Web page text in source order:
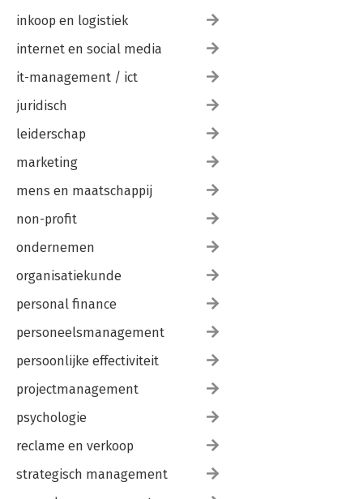
inkoop en logistiek
internet en social media
it-management / ict
juridisch
leiderschap
marketing
mens en maatschappij
non-profit
ondernemen
organisatiekunde
personal finance
personeelsmanagement
persoonlijke effectiviteit
projectmanagement
psychologie
reclame en verkoop
strategisch management